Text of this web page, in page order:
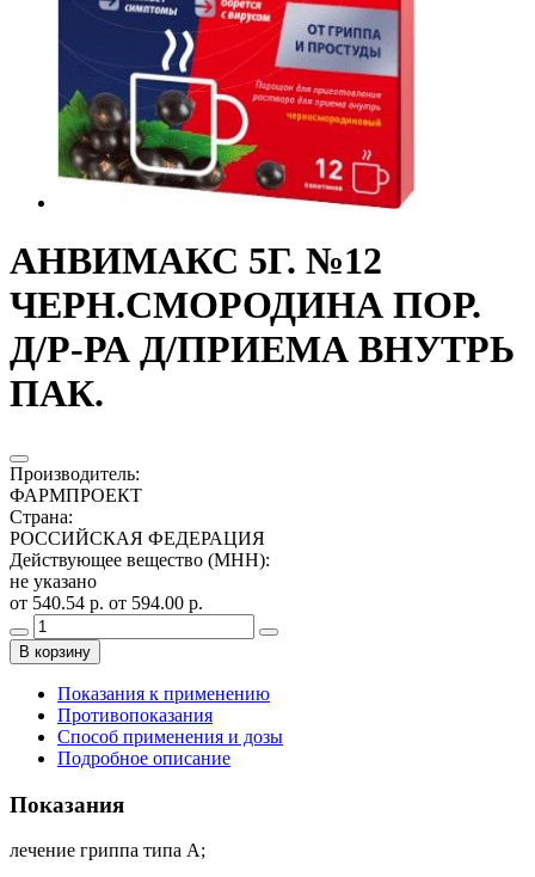
АНВИМАКС 5Г. №12
ЧЕРН.СМОРОДИНА ПОР.
Д/Р-РА Д/ПРИЕМА ВНУТРЬ
ПАК.
Производитель:
ФАРМПРОЕКТ
Страна:
РОССИЙСКАЯ ФЕДЕРАЦИЯ
Действующее вещество (МНН):
не указано
от 540.54 р. от 594.00 р.
В корзину
Показания к применению
Противопоказания
Способ применения и дозы
Подробное описание
Показания
лечение гриппа типа А;